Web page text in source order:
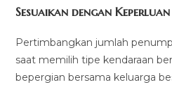
Sesuaikan dengan
Pertimbangkan jumlah
saat memilih tipe kendaraan
bepergian bersama keluarga